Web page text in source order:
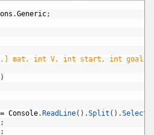
.Generic;
mat, int V, int start, int goal)の定
)
= Console. ReadLine( ) .Split ( ) .Select
;
;